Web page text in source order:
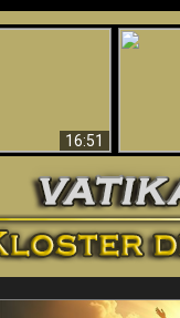
16:51